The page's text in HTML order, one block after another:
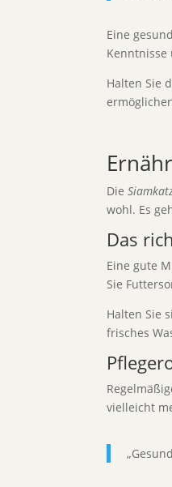
Eine
Kenntnisse
Halten Sie
Die
wohl. Es
Das
Eine gute
Sie
Halten Sie
frisches
vielleicht